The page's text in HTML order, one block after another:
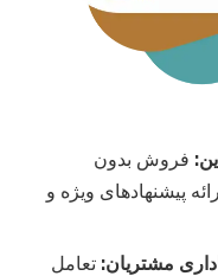
: فروش بدون
پیشنهادهای ویژه و
مشتریان: تعامل